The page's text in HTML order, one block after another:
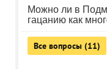
Можно ли в
гацанию как
Все вопросы (11)